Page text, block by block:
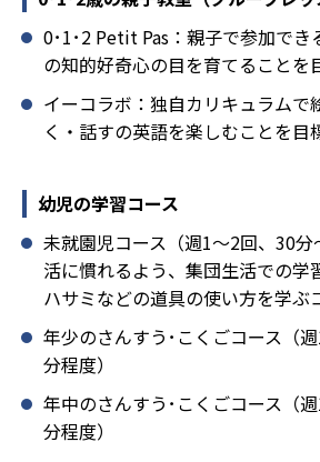
0･1･2 Petit Pas：親子で参加でき
の知的好奇心の目を育てることを
イーコラボ：独自カリキュラムで
く・話すの英語を楽しむことを目
幼児の学習コース
未就園児コース（週1～2回、30
活に慣れるよう、集団生活での学
ハサミなどの道具の使い方を学ぶ
年少のさんすう･こくごコース（
分程度）
年中のさんすう･こくごコース（
分程度）